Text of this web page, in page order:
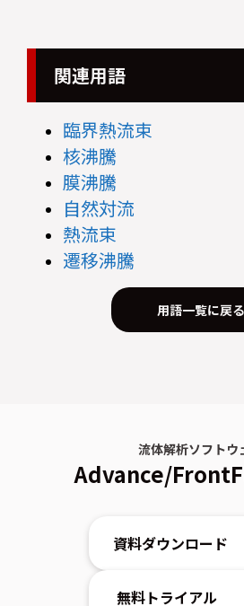
関連用語
臨界熱流束
核沸騰
膜沸騰
自然対流
熱流束
遷移沸騰
用語一覧に戻る
流体解析ソフトウ
Advance/
資料ダウンロード
無料トライアル